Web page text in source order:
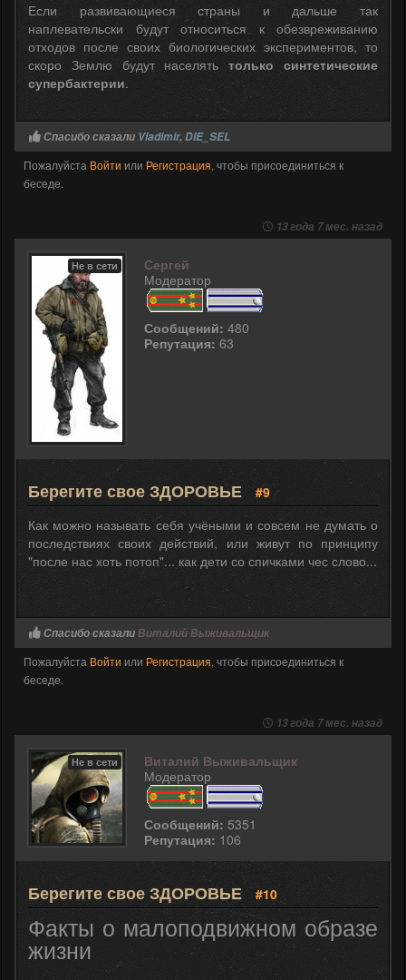
Если развивающиеся страны и дальше так
наплевательски будут относиться к обезвреживанию
отходов после своих биологических экспериментов, то
скоро Землю будут населятьтолько синтетические
супербактерии.
Спасибо сказали Vladimir, DIE_SEL
Пожалуйста Войти или Регистрация, чтобы присоединиться к
беседе.
13 года 7 мес. назад
Не в сети
Сергей
Модератор
Сообщений: 480
Репутация: 63
Берегите свое ЗДОРОВЬЕ
#9
Как можно называть себя учёными и совсем не думать о
последствиях своих действий, или живут по принципу
"после нас хоть потоп"... как дети со спичками чес слово...
Спасибо сказалиВиталий Выживальщик
Пожалуйста Войти или Регистрация, чтобы присоединиться к
беседе.
13 года 7 мес. назад
Не в сети
Виталий Выживальщик
Модератор
Сообщений: 5351
Репутация: 106
Берегите свое ЗДОРОВЬЕ #10
Факты о малоподвижном образе
жизни